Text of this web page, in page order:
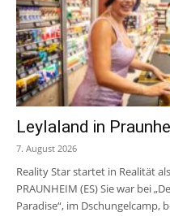
Leylaland in
7. August 2026
Reality Star startet in Realität
PRAUNHEIM (ES) Sie war bei
Paradise“, im Dschungelcamp,